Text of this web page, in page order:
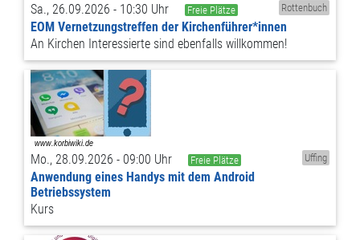
Sa., 26.09.2026 - 10:30 Uhr Freie Plätze Rottenbuch
EOM Vernetzungstreffen der Kirchenführer*innen
An Kirchen Interessierte sind ebenfalls willkommen!
Mo., 28.09.2026 - 09:00 Uhr Freie Plätze Uffing
Anwendung eines Handys mit dem Android
Betriebssystem
Kurs